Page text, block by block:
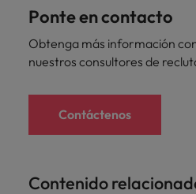
Ponte en contacto
Obtenga más información
nuestros consultores de
Contáctenos
Contenido